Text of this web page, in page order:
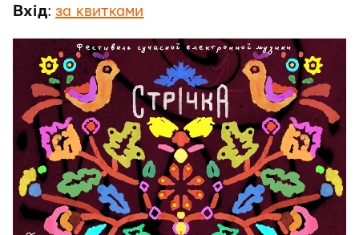
Вхід: за квитками